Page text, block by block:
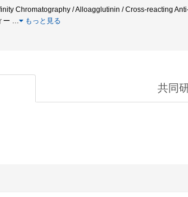
Chromatography / Alloagglutinin / Cross-reacting
ー … もっと見る
共同